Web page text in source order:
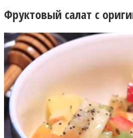
Фруктовый салат с